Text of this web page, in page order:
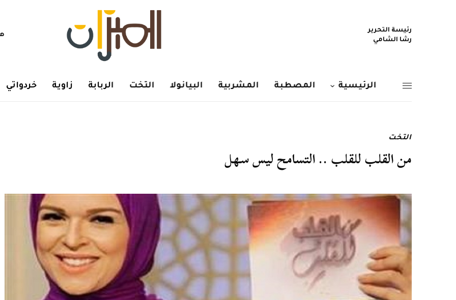
رئيسة التحرير
رشا الشامي
الرئيسية المصطبة المشربية البيانولا التخت الربابة زاوية خردواتي
التخت
من القلب للقلب .. التسامح ليس سهل